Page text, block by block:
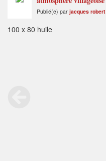
Publié(e) par jacques robert
100 x 80 huile